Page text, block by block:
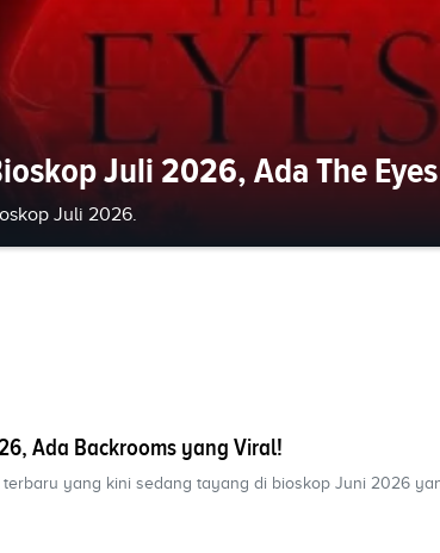
Juli 2026, Ada The Eyes
Juli 2026.
Ada Backrooms yang Viral!
yang kini sedang tayang di bioskop Juni 2026